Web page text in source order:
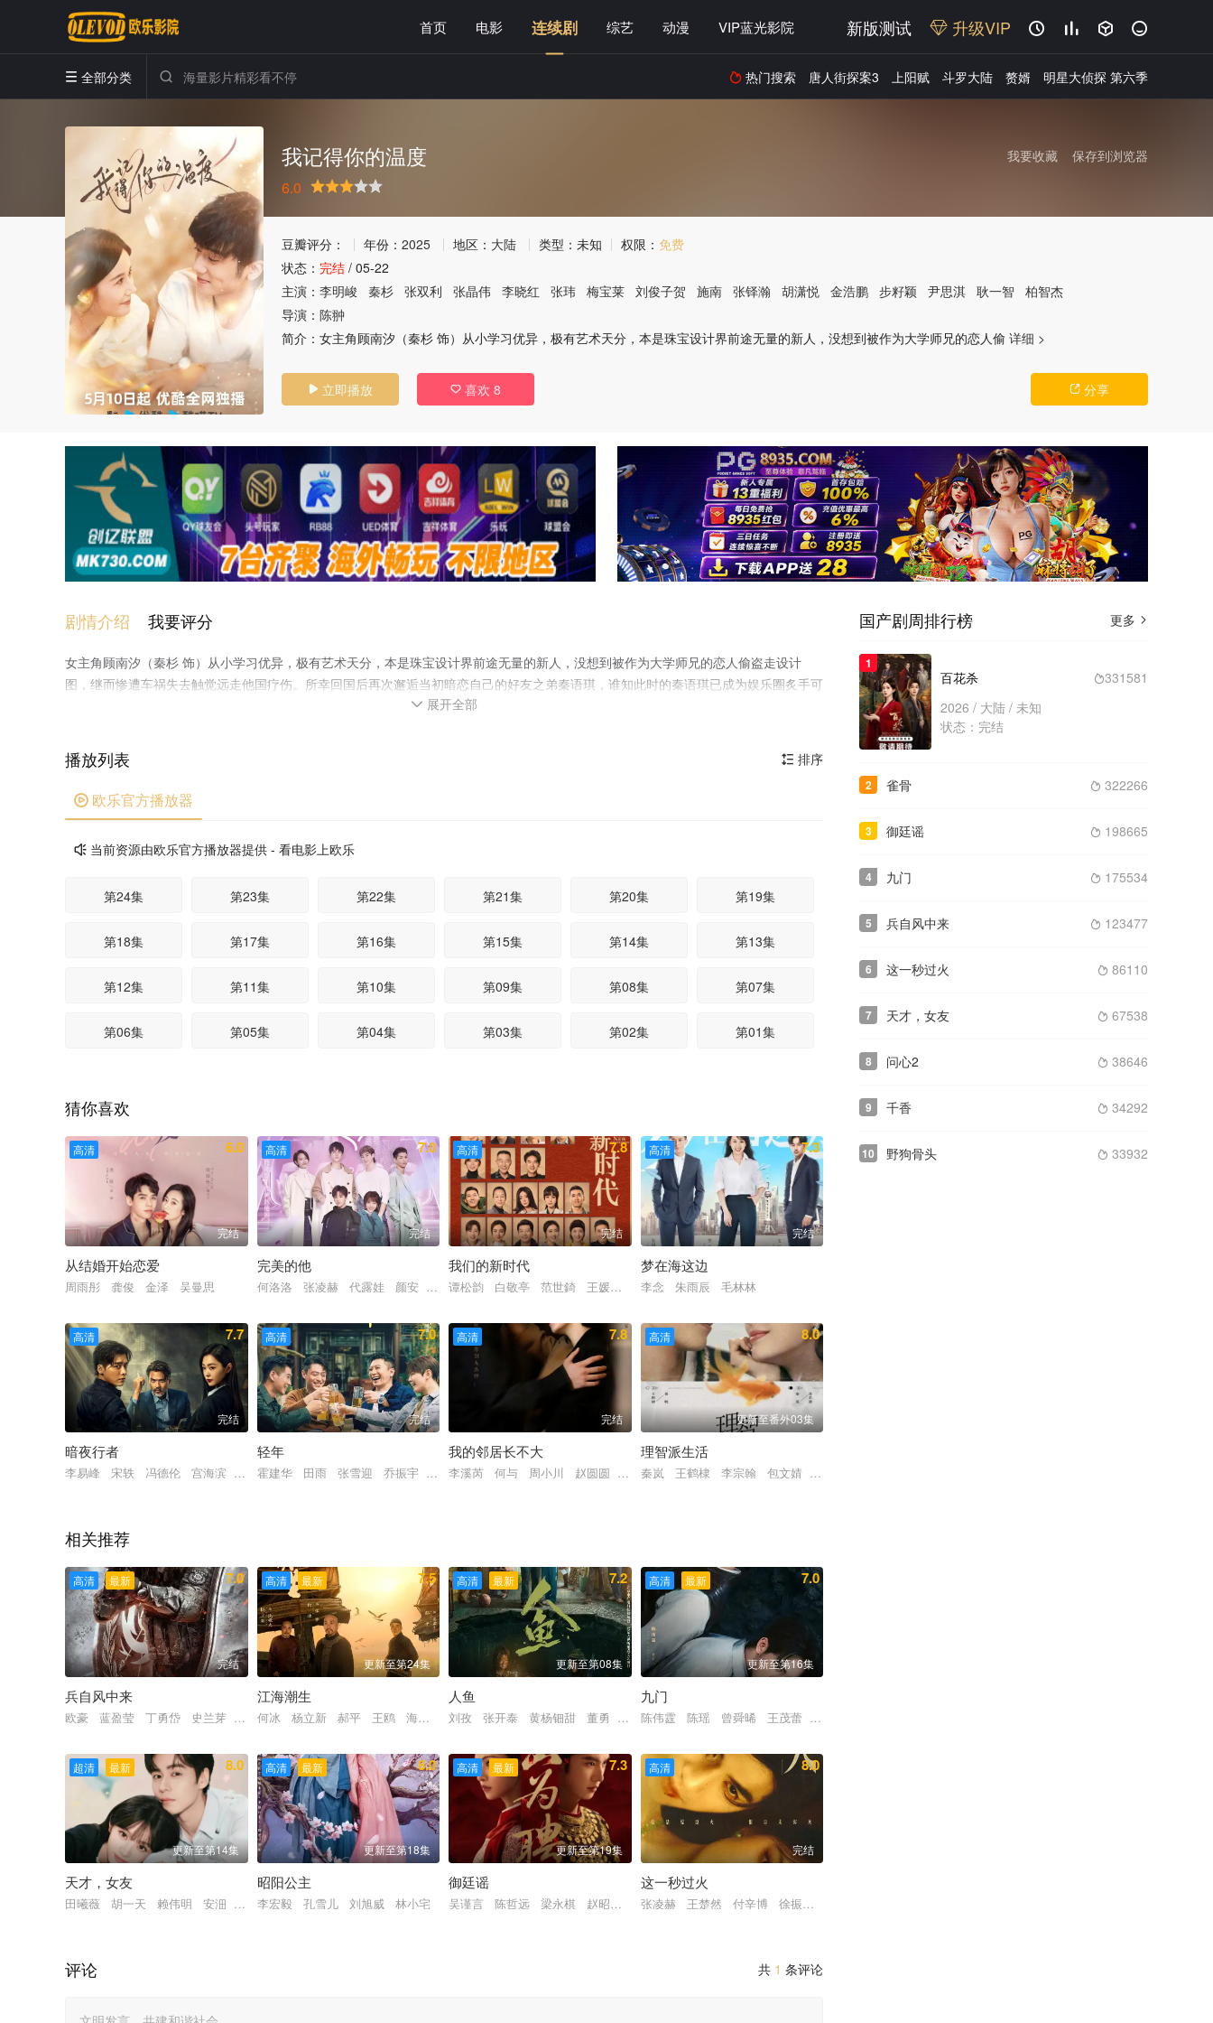
首页 电影 连续剧 综艺 动漫 VIP蓝光影院 新版测试 升级VIP    
 全部分类   热门搜索 唐人街探案3 上阳赋 斗罗大陆 赘婿 明星大侦探 第六季
保存到浏览器
我要收藏
我记得你的温度
6.0
很差较差还行 推荐力荐
豆瓣评分： 年份： 2025 地区： 大陆 类型： 未知 权限： 免费
状态： 完结 / 05-22
主演： 李明峻 秦杉 张双利 张晶伟 李晓红 张玮 梅宝莱 刘俊子贺 施南 张铎瀚 胡潇悦 金浩鹏 步籽颖 尹思淇 耿一智
柏智杰
导演： 陈翀
简介： 女主角顾南汐（秦杉 饰）从小学习优异，极有艺术天分，本是珠宝设计界前途无量的新人，没想到被作为大学师兄的恋人偷 详细 >
 立即播放  喜欢 8  分享
剧情介绍 我要评分
女主角顾南汐（秦杉 饰）从小学习优异，极有艺术天分，本是珠宝设计界前途无量的新人，没想到被作为大学师兄的恋人偷盗走设计
图，继而惨遭车祸失去触觉远走他国疗伤。所幸回国后再次邂逅当初暗恋自己的好友之弟秦语琪，谁知此时的秦语琪已成为娱乐圈炙手可
热的新星秦世琦。在与秦世琦意外肢体接触后，顾南汐发现自己竟离奇恢复了触觉，于是二人制定了特殊诊疗方案，签订了身体租借合
神"。这次的奇特经历让两人得以深入了解彼此，面对年下的猛烈出击，顾南汐该如何应对。
 展开全部
 排序
播放列表
 欧乐官方播放器
 当前资源由欧乐官方播放器提供 - 看电影上欧乐
第24集 第23集 第22集 第21集 第20集 第19集
第18集 第17集 第16集 第15集 第14集 第13集
第12集 第11集 第10集 第09集 第08集 第07集
第06集 第05集 第04集 第03集 第02集 第01集
猜你喜欢
高清 6.0
完结
从结婚开始恋爱
周雨彤 龚俊 金泽 吴曼思
高清 7.0
完结
完美的他
何洛洛 张凌赫 代露娃 颜安 范帅琦 常斌 黄德毅 李百惠 范静祎 明道 恬妞
高清 7.8
完结
我们的新时代
谭松韵 白敬亭 范世錡 王媛可 吴倩 萨日娜 张云龙 孙坚 杨潇然 喻恩泰 郝文婷 李雪健 王珞丹 袁文康 窦骁 奚美娟 邓家佳
高清 7.3
完结
梦在海这边
李念 朱雨辰 毛林林
高清 7.7
完结
暗夜行者
李易峰 宋轶 冯德伦 宫海滨 宋奕星 古斌 郭东文 宿北宸 李祉默 王挺 安子杨 卫晓光
高清 7.0
完结
轻年
霍建华 田雨 张雪迎 乔振宇 刘端端 隋俊波 张瑶 薛昊婧 祝子杰
高清 7.8
完结
我的邻居长不大
李溪芮 何与 周小川 赵圆圆 吕晓霖
高清 8.0
更新至番外03集
理智派生活
秦岚 王鹤棣 李宗翰 包文婧 潘虹 陈鹏万里 林昕宜 康亢 王一楠 韦奕波 张晓谦 马小钦 姜瑞霖
相关推荐
最新
高清 7.0
完结
兵自风中来
欧豪 蓝盈莹 丁勇岱 史兰芽 刘奕君 阮巨 李幼斌 侯勇 于景骁 王春宇 关亚军
最新
高清 7.5
更新至第24集
江海潮生
何冰 杨立新 郝平 王鸥 海一天 黑子 谭洋 焦刚 丁柳元 焉栩嘉 陈乔恩 刘佳 毕彦君 董勇 沈保平 何中华
最新
高清 7.2
更新至第08集
人鱼
刘孜 张开泰 黄杨钿甜 董勇 张帆 陈创 何思甜 张棪琰 罗海琼 是安 赵健
最新
高清 7.0
更新至第16集
九门
陈伟霆 陈瑶 曾舜晞 王茂蕾 王奕婷 李乃文 释小龙 应灏铭 季肖冰 胡耘豪 徐正溪
最新
超清 8.0
更新至第14集
天才，女友
田曦薇 胡一天 赖伟明 安沺 夏浩然 厉嘉琪 孙梦秋 李佑川 邬家楷
最新
高清 8.0
更新至第18集
昭阳公主
李宏毅 孔雪儿 刘旭威 林小宅
最新
高清 7.3
更新至第19集
御廷谣
吴谨言 陈哲远 梁永棋 赵昭仪 张南 郭品超 盛一伦 吴岱融 黄祖鑫 宋麒
高清 8.0
完结
这一秒过火
张凌赫 王楚然 付辛博 徐振轩 鹤秋 王籽苏 胡杏儿 沙宝亮 吴莫愁 毛孩 鹿骐
共 1 条评论
评论
更多 
国产剧周排行榜
1
331581
百花杀
2026 / 大陆 / 未知
状态：完结
2  322266
雀骨
3  198665
御廷谣
4  175534
九门
5  123477
兵自风中来
6  86110
这一秒过火
7  67538
天才，女友
8  38646
问心2
9  34292
千香
10  33932
野狗骨头